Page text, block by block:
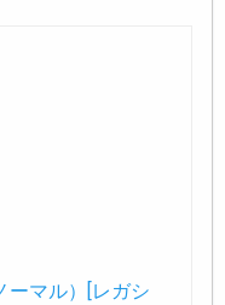
ーマル）[レガシ